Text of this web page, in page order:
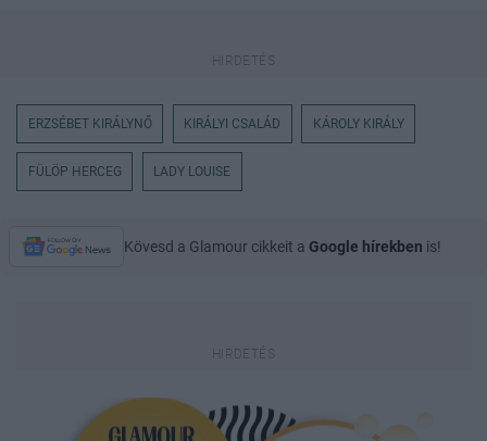
ERZSÉBET KIRÁLYNŐ KIRÁLYI CSALÁD KÁROLY KIRÁLY
FÜLÖP HERCEG LADY LOUISE
Kövesd a Glamour cikkeit a Google hírekben is!